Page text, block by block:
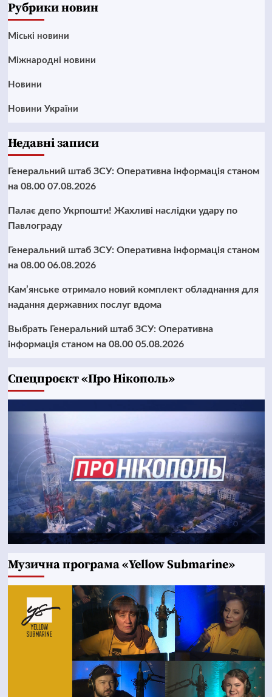
Рубрики новин
Mіські новини
Міжнародні новини
Новини
Новини України
Недавні записи
Генеральний штаб ЗСУ: Оперативна інформація станом
на 08.00 07.08.2026
Палає депо Укрпошти! Жахливі наслідки удару по
Павлограду
Генеральний штаб ЗСУ: Оперативна інформація станом
на 08.00 06.08.2026
Кам’янське отримало новий комплект обладнання для
надання державних послуг вдома
Выбрать Генеральний штаб ЗСУ: Оперативна
інформація станом на 08.00 05.08.2026
Cпецпроєкт «Про Нікополь»
Музична програма «Yellow Submarine»